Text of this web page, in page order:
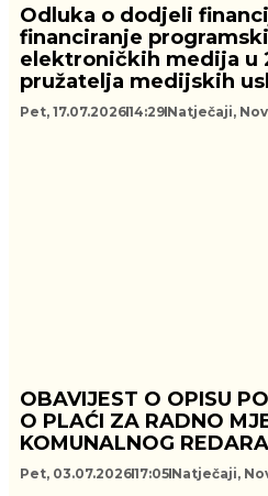
Odluka o dodjeli
financiranje
elektroničkih medija u
pružatelja medijskih
Pet, 17.07.202614:29 Natječaji,
OBAVIJEST O OPISU
O PLAĆI ZA RADNO
KOMUNALNOG REDARA
Pet, 03.07.202617:05 Natječaji,